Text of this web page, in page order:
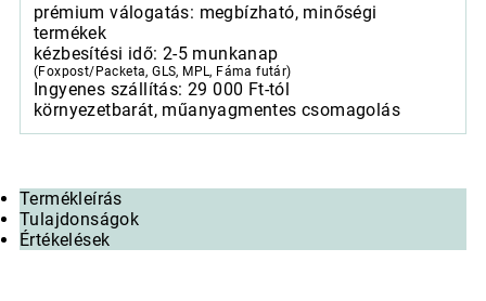
prémium válogatás: megbízható, minőségi
termékek
kézbesítési idő: 2-5 munkanap
(Foxpost/Packeta, GLS, MPL, Fáma futár)
Ingyenes szállítás: 29 000 Ft-tól
környezetbarát, műanyagmentes csomagolás
Termékleírás
Tulajdonságok
Értékelések